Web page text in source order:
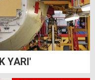
YARI'